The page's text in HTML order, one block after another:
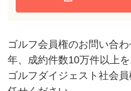
ゴルフ会員権のお問い合
年、成約件数10万件以上
ゴルフダイジェスト社会